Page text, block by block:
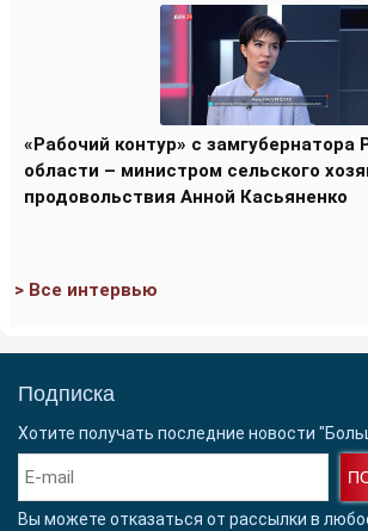
«Рабочий контур» с замгубернатора
области – министром сельского
продовольствия Анной Касьяненко
> Все интервью
Подписка
Хотите получать последние новости
Вы можете отказаться от рассылки в